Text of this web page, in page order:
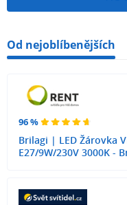
Od nejoblíbenějších
96 %
Brilagi | LED Žárovka
E27/9W/230V 3000K -